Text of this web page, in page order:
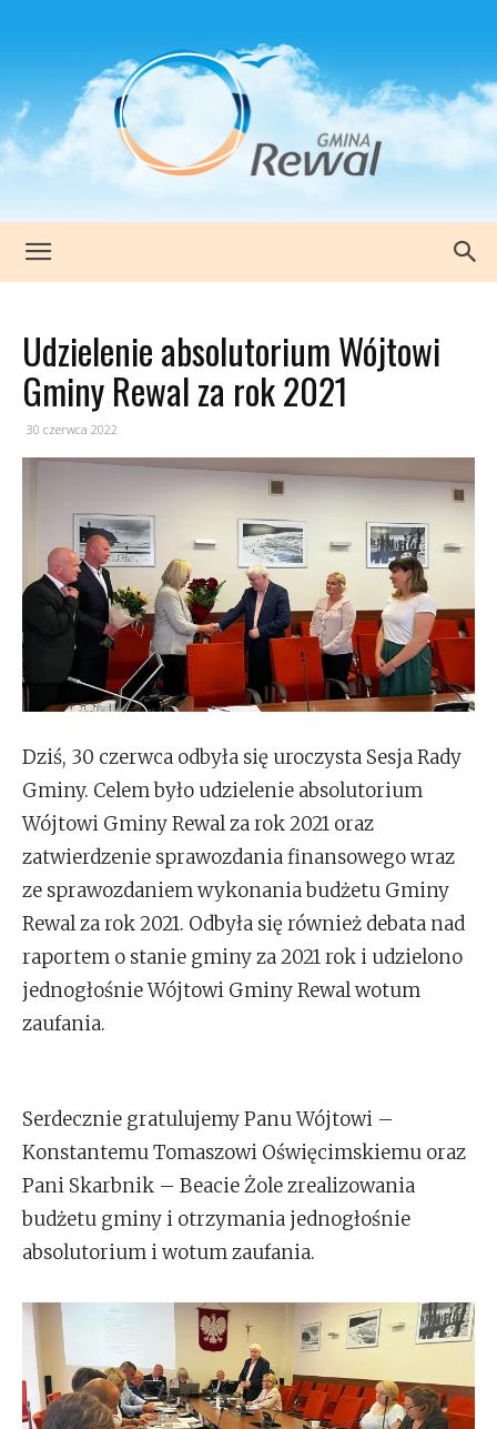
www.rewal.pl
Udzielenie absolutorium Wójtowi
Gminy Rewal za rok 2021
30 czerwca 2022
Dziś, 30 czerwca odbyła się uroczysta Sesja Rady
Gminy. Celem było udzielenie absolutorium
Wójtowi Gminy Rewal za rok 2021 oraz
zatwierdzenie sprawozdania finansowego wraz
ze sprawozdaniem wykonania budżetu Gminy
Rewal za rok 2021. Odbyła się również debata nad
raportem o stanie gminy za 2021 rok i udzielono
jednogłośnie Wójtowi Gminy Rewal wotum
zaufania.
Serdecznie gratulujemy Panu Wójtowi –
Konstantemu Tomaszowi Oświęcimskiemu oraz
Pani Skarbnik – Beacie Żole zrealizowania
budżetu gminy i otrzymania jednogłośnie
absolutorium i wotum zaufania.